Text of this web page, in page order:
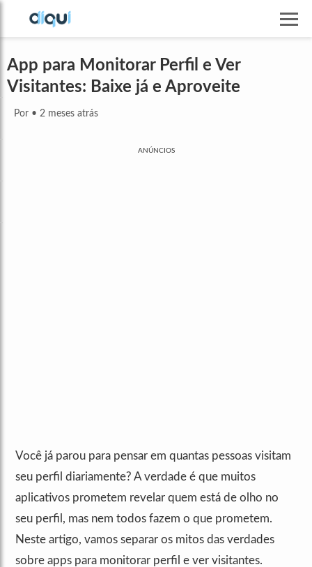
App para Monitorar Perfil e Ver
Visitantes: Baixe já e Aproveite
Por • 2 meses atrás
ANÚNCIOS
Você já parou para pensar em quantas pessoas visitam
seu perfil diariamente? A verdade é que muitos
aplicativos prometem revelar quem está de olho no
seu perfil, mas nem todos fazem o que prometem.
Neste artigo, vamos separar os mitos das verdades
sobre apps para monitorar perfil e ver visitantes.